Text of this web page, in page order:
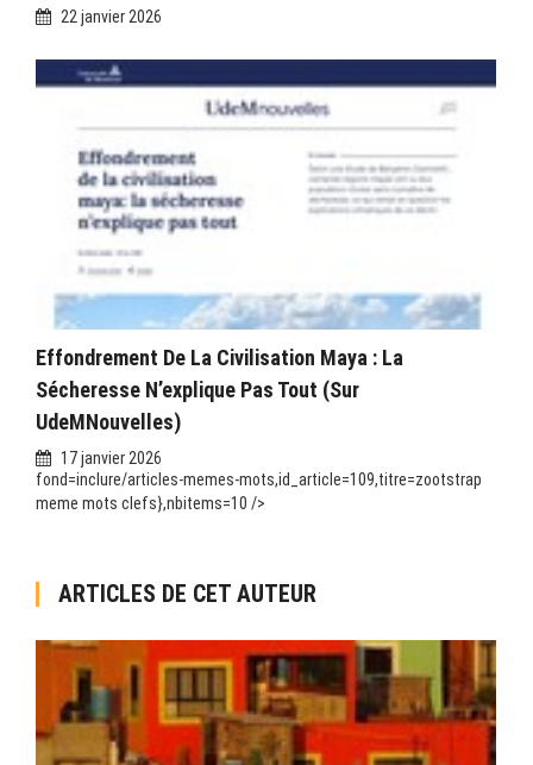
22 janvier 2026
Effondrement De La Civilisation Maya : La
Sécheresse N’explique Pas Tout (sur
UdeMNouvelles)
17 janvier 2026
fond=inclure/articles-memes-mots,id_article=109,titre=zootstrap
meme mots clefs},nbitems=10 />
ARTICLES DE CET AUTEUR